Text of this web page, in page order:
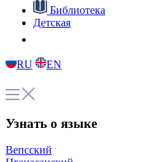
Библиотека
Детская
RU EN
Узнать о языке
Вепсский